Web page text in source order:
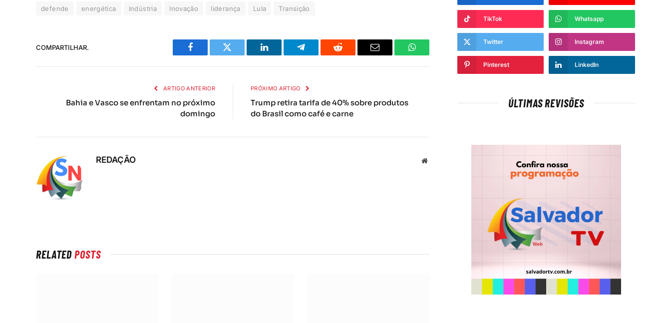
defende energética Indústria Inovação liderança Lula Transição
COMPARTILHAR.
Facebook Twitter LinkedIn TelegramaReddit
E-
Whatsapp
ARTIGO ANTERIOR
Bahia e Vasco se enfrentam no próximo
domingo
PRÓXIMO ARTIGO
Trump retira tarifa de 40% sobre produtos
do Brasil como café e carne
REDAÇÃO
Local
RELATEDPOSTS
TikTok Whatsapp
Twitter Instagram
Pinterest LinkedIn
ÚLTIMAS REVISÕES